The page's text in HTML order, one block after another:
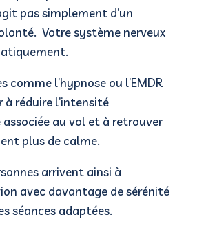
pas simplement d’un
Votre système nerveux
comme l’hypnose ou l’EMDR
à réduire l’intensité
au vol et à retrouver
plus de calme.
arrivent ainsi à
avec davantage de sérénité
séances adaptées.